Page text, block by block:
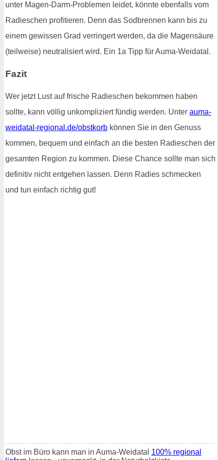
unter Magen-Darm-Problemen leidet, könnte ebenfalls vom
Radieschen profitieren. Denn das Sodbrennen kann bis zu
einem gewissen Grad verringert werden, da die Magensäure
(teilweise) neutralisiert wird. Ein 1a Tipp für Auma-Weidatal.
Fazit
Wer jetzt Lust auf frische Radieschen bekommen haben
sollte, kann völlig unkompliziert fündig werden. Unter auma-
weidatal-regional.de/obstkorb können Sie in den Genuss
kommen, bequem und einfach an die besten Radieschen der
gesamten Region zu kommen. Diese Chance sollte man sich
definitiv nicht entgehen lassen. Denn Radies schmecken
und tun einfach richtig gut!
Obst im Büro kann man in Auma-Weidatal 100% regional